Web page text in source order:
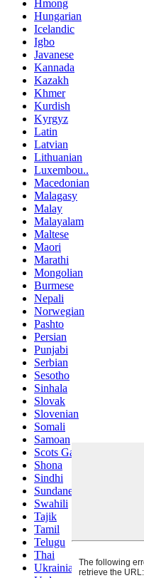
Hmong
Hungarian
Icelandic
Igbo
Javanese
Kannada
Kazakh
Khmer
Kurdish
Kyrgyz
Latin
Latvian
Lithuanian
Luxembou..
Macedonian
Malagasy
Malay
Malayalam
Maltese
Maori
Marathi
Mongolian
Burmese
Nepali
Norwegian
Pashto
Persian
Punjabi
Serbian
Sesotho
Sinhala
Slovak
Slovenian
Somali
Samoan
Scots Gaelic
Shona
Sindhi
Sundanese
Swahili
Tajik
Tamil
Telugu
Thai
Ukrainian